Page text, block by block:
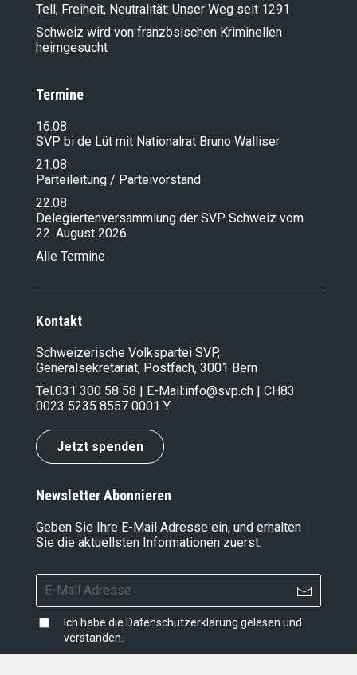
Tell, Freiheit, Neutralität: Unser Weg seit 1291
Schweiz wird von französischen Kriminellen
heimgesucht
Termine
16.08
SVP bi de Lüt mit Nationalrat Bruno Walliser
21.08
Parteileitung / Parteivorstand
22.08
Delegiertenversammlung der SVP Schweiz vom
22. August 2026
Alle Termine
Kontakt
Schweizerische Volkspartei SVP,
Generalsekretariat, Postfach, 3001 Bern
Tel.031 300 58 58 | E-Mail:info@svp.ch | CH83
0023 5235 8557 0001 Y
Jetzt spenden
Newsletter Abonnieren
Geben Sie Ihre E-Mail Adresse ein, und erhalten
Sie die aktuellsten Informationen zuerst.
Ich habe die Datenschutzerklärung gelesen und
verstanden.